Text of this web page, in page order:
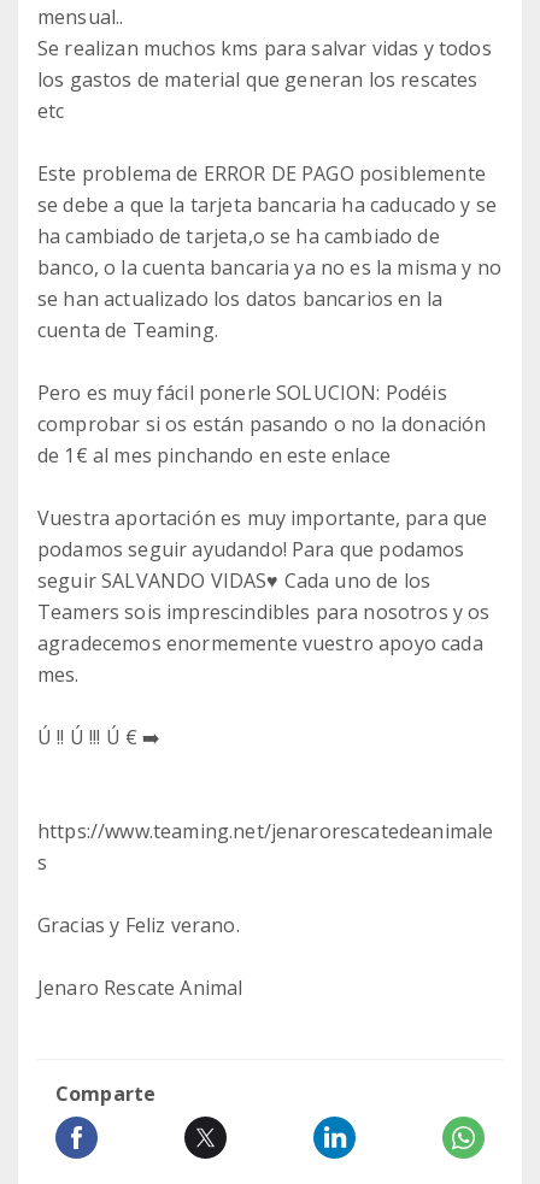
mensual..
Se realizan muchos kms para salvar vidas y todos
los gastos de material que generan los rescates
etc
Este problema de ERROR DE PAGO posiblemente
se debe a que la tarjeta bancaria ha caducado y se
ha cambiado de tarjeta,o se ha cambiado de
banco, o la cuenta bancaria ya no es la misma y no
se han actualizado los datos bancarios en la
cuenta de Teaming.
Pero es muy fácil ponerle SOLUCION: Podéis
comprobar si os están pasando o no la donación
de 1€ al mes pinchando en este enlace
Vuestra aportación es muy importante, para que
podamos seguir ayudando! Para que podamos
seguir SALVANDO VIDAS♥️ Cada uno de los
Teamers sois imprescindibles para nosotros y os
agradecemos enormemente vuestro apoyo cada
mes.
Ú !! Ú !!! Ú € ➡️
https://www.teaming.net/jenarorescatedeanimale
s
Gracias y Feliz verano.
Jenaro Rescate Animal
Comparte